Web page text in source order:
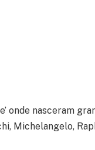
onde nasceram
Michelangelo,